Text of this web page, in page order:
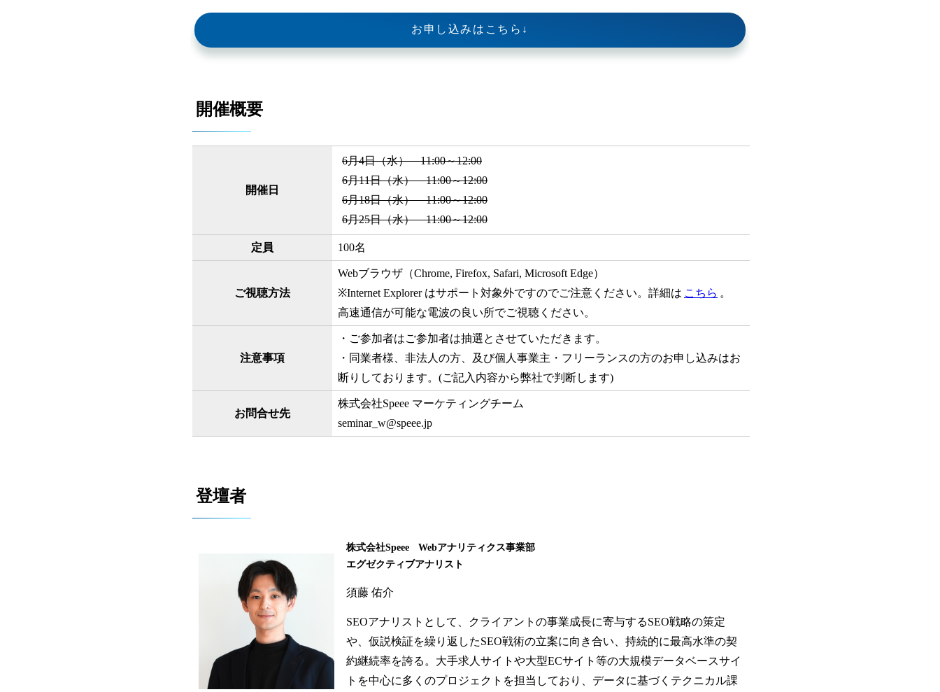
お申し込みはこちら↓
開催概要
開催日
6月4日（水） 11:00～12:00
6月11日（水） 11:00～12:00
6月18日（水） 11:00～12:00
6月25日（水） 11:00～12:00
定員 100名
ご視聴方法
Webブラウザ（Chrome, Firefox, Safari, Microsoft Edge）
※Internet Explorer はサポート対象外ですのでご注意ください。詳細は こちら 。
高速通信が可能な電波の良い所でご視聴ください。
注意事項
・ご参加者はご参加者は抽選とさせていただきます。
・同業者様、非法人の方、及び個人事業主・フリーランスの方のお申し込みはお
断りしております。(ご記入内容から弊社で判断します)
お問合せ先
株式会社Speee マーケティングチーム
seminar_w@speee.jp
登壇者
株式会社Speee Webアナリティクス事業部
エグゼクティブアナリスト
須藤 佑介
SEOアナリストとして、クライアントの事業成長に寄与するSEO戦略の策定
や、仮説検証を繰り返したSEO戦術の立案に向き合い、持続的に最高水準の契
約継続率を誇る。大手求人サイトや大型ECサイト等の大規模データベースサイ
トを中心に多くのプロジェクトを担当しており、データに基づくテクニカル課